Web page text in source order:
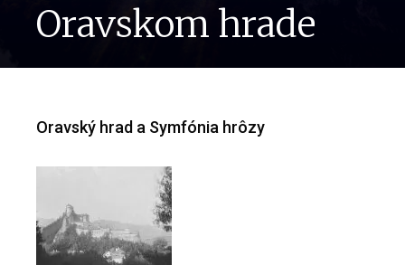
Oravskom hrade
Oravský hrad a Symfónia hrôzy